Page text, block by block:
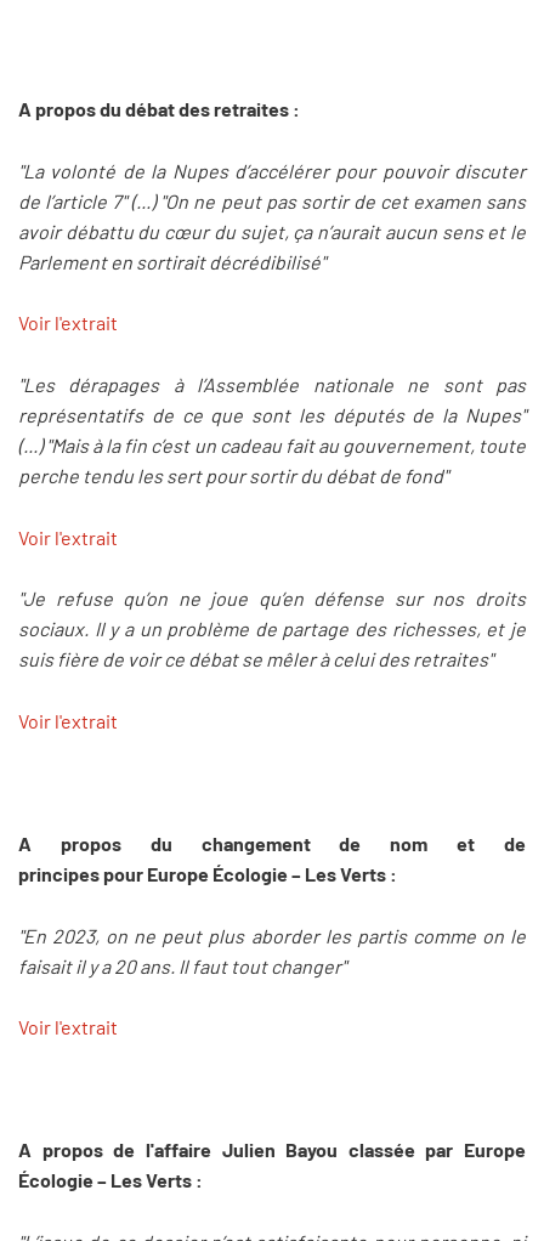
A propos du débat des retraites :
"La volonté de la Nupes d’accélérer pour pouvoir discuter
de l’article 7" (...) "On ne peut pas sortir de cet examen sans
avoir débattu du cœur du sujet, ça n’aurait aucun sens et le
Parlement en sortirait décrédibilisé"
Voir l'extrait
"Les dérapages à l’Assemblée nationale ne sont pas
représentatifs de ce que sont les députés de la Nupes"
(...) "Mais à la fin c’est un cadeau fait au gouvernement, toute
perche tendu les sert pour sortir du débat de fond"
Voir l'extrait
"Je refuse qu’on ne joue qu’en défense sur nos droits
sociaux. Il y a un problème de partage des richesses, et je
suis fière de voir ce débat se mêler à celui des retraites"
Voir l'extrait
A propos du changement de nom et de
principes pour Europe Écologie – Les Verts :
"En 2023, on ne peut plus aborder les partis comme on le
faisait il y a 20 ans. Il faut tout changer"
Voir l'extrait
A propos de l'affaire Julien Bayou classée par Europe
Écologie – Les Verts :